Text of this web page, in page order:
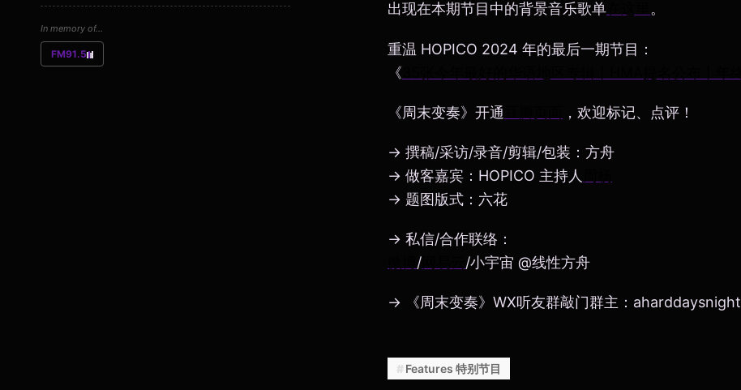
In memory of...
FM91.5
出现在本期节目中的背景音乐歌单 。
重温 HOPICO 2024 年的最后一期节目：
《
《周末变奏》开通 ，欢迎标记、点评！
→ 撰稿/采访/录音/剪辑/包装：方舟
→ 做客嘉宾：HOPICO 主持人
→ 题图版式：六花
→ 私信/合作联络：
/ /小宇宙 @线性方舟
→ 《周末变奏》WX听友群敲门群主：aharddaysnight
Features 特别节目